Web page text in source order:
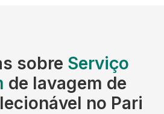
sobre Serviço
de lavagem de
no Pari